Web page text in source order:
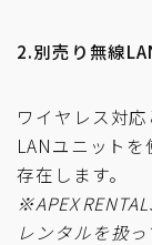
2.別売り無線
ワイヤレス対
LANユニット
存在します。
※APEX
レンタルを扱っ